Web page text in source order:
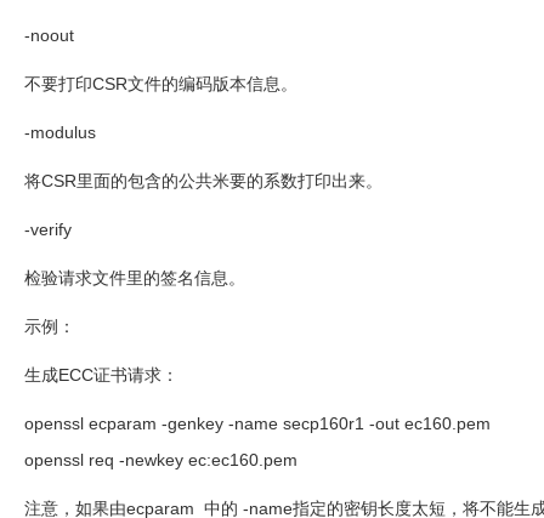
-noout
不要打印CSR文件的编码版本信息。
-modulus
将CSR里面的包含的公共米要的系数打印出来。
-verify
检验请求文件里的签名信息。
示例：
生成ECC证书请求：
openssl ecparam -genkey -name secp160r1 -out ec160.pem
openssl req -newkey ec:ec160.pem
注意，如果由ecparam 中的 -name指定的密钥长度太短，将不能生